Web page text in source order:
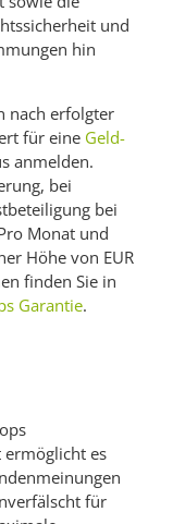
und
hin
nach erfolgter
für eine Geld-
anmelden.
bei
bei
Monat und
Höhe von EUR
finden Sie in
Garantie.
ermöglicht es
für